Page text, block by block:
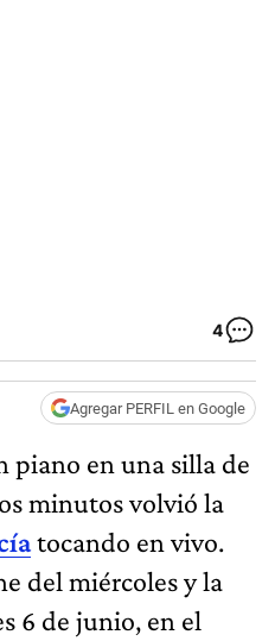
4
Agregar PERFIL en Google
piano en una silla de
minutos volvió la
tocando en vivo.
del miércoles y la
6 de junio, en el